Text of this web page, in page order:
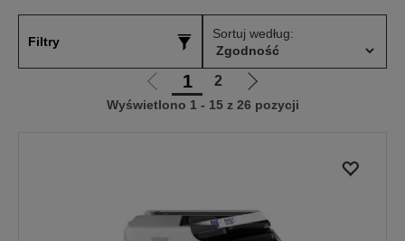
Filtry
Sortuj według:
Przejdź
do
1 2
Przejdź
do
Wyświetlono 1 - 15 z 26 pozycji